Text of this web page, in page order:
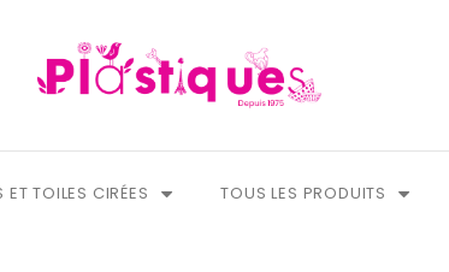
TOILES CIRÉES TOUS LES PRODUITS